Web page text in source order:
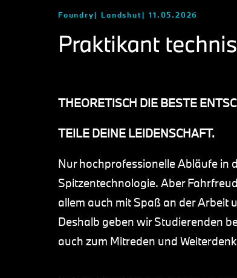
Foundry Landshut 11.05.2026
Praktikant
THEORETISCH DIE BESTE
TEILE DEINE LEIDENSCHAFT.
Nur hochprofessionelle Abläufe in
Spitzentechnologie. Aber
allem auch mit Spaß an der Arbeit
Deshalb geben wir Studierenden
auch zum Mitreden und